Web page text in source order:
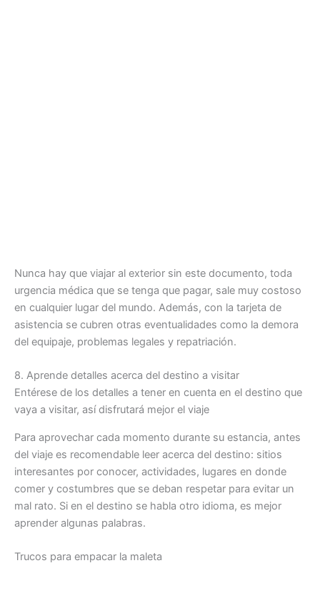
Nunca hay que viajar al exterior sin este documento, toda
urgencia médica que se tenga que pagar, sale muy costoso
en cualquier lugar del mundo. Además, con la tarjeta de
asistencia se cubren otras eventualidades como la demora
del equipaje, problemas legales y repatriación.
8. Aprende detalles acerca del destino a visitar
Entérese de los detalles a tener en cuenta en el destino que
vaya a visitar, así disfrutará mejor el viaje
Para aprovechar cada momento durante su estancia, antes
del viaje es recomendable leer acerca del destino: sitios
interesantes por conocer, actividades, lugares en donde
comer y costumbres que se deban respetar para evitar un
mal rato. Si en el destino se habla otro idioma, es mejor
aprender algunas palabras.
Trucos para empacar la maleta